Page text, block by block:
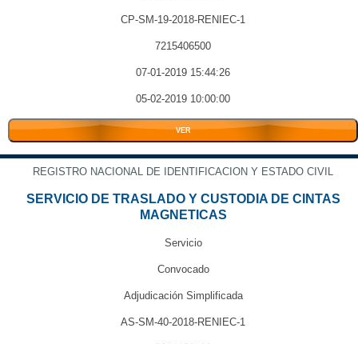
CP-SM-19-2018-RENIEC-1
7215406500
07-01-2019 15:44:26
05-02-2019 10:00:00
VER
REGISTRO NACIONAL DE IDENTIFICACION Y ESTADO CIVIL
SERVICIO DE TRASLADO Y CUSTODIA DE CINTAS
MAGNETICAS
Servicio
Convocado
Adjudicación Simplificada
AS-SM-40-2018-RENIEC-1